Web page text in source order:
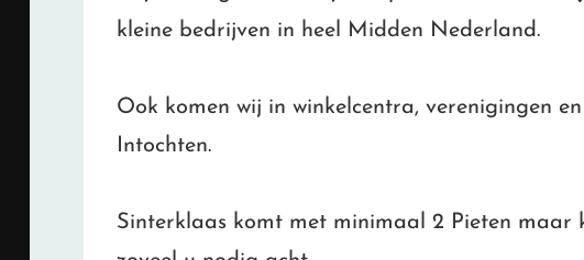
kleine bedrijven in heel Midden Nederland.
Ook komen wij in winkelcentra, verenigingen
Intochten.
Sinterklaas komt met minimaal 2 Pieten maar